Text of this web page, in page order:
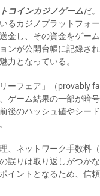
コインカジノゲームだ
るカジノプラットフォ
金し、その資金をゲー
ンが公開台帳に記録さ
力となっている。
ーフェア」（provably
ゲーム結果の一部が暗
後のハッシュ値やシード
、ネットワーク手数料
誤りは取り返しがつか
イントとなるため、信